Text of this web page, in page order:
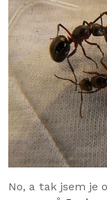
No, a tak jsem je